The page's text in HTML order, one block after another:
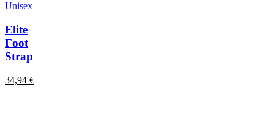
Unisex
Elite
Foot
Strap
34,94 €